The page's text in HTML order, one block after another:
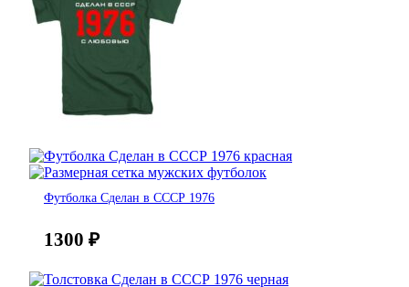
Футболка Сделан в СССР 1976
1300 ₽